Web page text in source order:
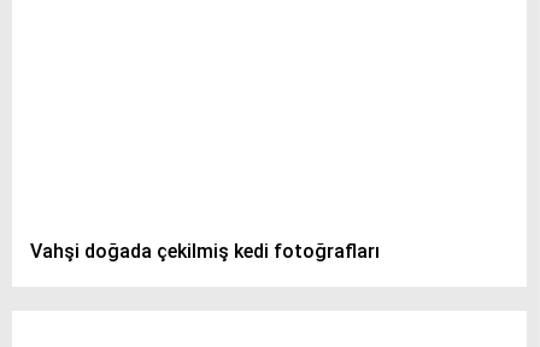
Vahşi doğada çekilmiş kedi fotoğrafları